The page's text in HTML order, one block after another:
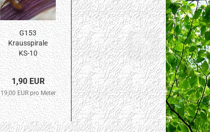
G153
Krausspirale
KS-10
orchidee
10cm...
1,90 EUR
19,00 EUR pro Meter